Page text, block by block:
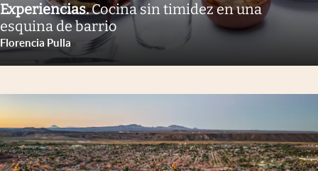
Experiencias.Cocina sin timidez en una
esquina de barrio
Florencia Pulla